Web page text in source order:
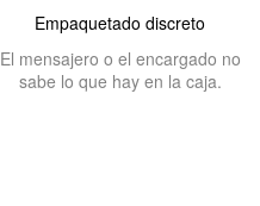
Empaquetado discreto
El mensajero o el encargado no
sabe lo que hay en la caja.